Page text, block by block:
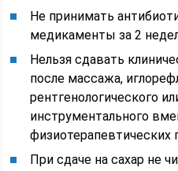
Не принимать
медикаменты за 2
Нельзя сдавать
после массажа,
рентгенологического
инструментального
физиотерапевтических
При сдаче на сахар не